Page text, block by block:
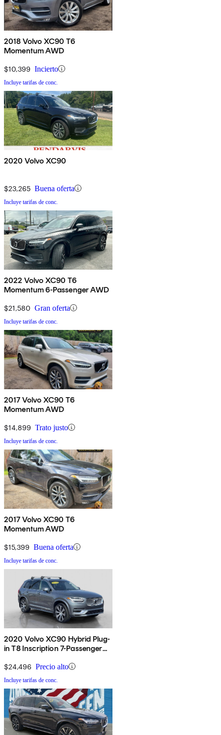
2018 Volvo XC90 T6
Momentum AWD
$10,399 Incierto
Incluye tarifas de conc.
2020 Volvo XC90
$23,265 Buena oferta
Incluye tarifas de conc.
2022 Volvo XC90 T6
Momentum 6-Passenger AWD
$21,580 Gran oferta
Incluye tarifas de conc.
2017 Volvo XC90 T6
Momentum AWD
$14,899 Trato justo
Incluye tarifas de conc.
2017 Volvo XC90 T6
Momentum AWD
$15,399 Buena oferta
Incluye tarifas de conc.
2020 Volvo XC90 Hybrid Plug-
in T8 Inscription 7-Passenger
$24,496 Precio alto
Incluye tarifas de conc.